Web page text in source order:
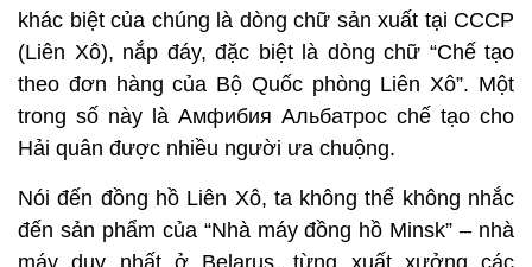
khác biệt của chúng là dòng chữ sản xuất tại CCCP
(Liên Xô), nắp đáy, đặc biệt là dòng chữ “Chế tạo
theo đơn hàng của Bộ Quốc phòng Liên Xô”. Một
trong số này là Амфибия Альбатрос chế tạo cho
Hải quân được nhiều người ưa chuộng.
Nói đến đồng hồ Liên Xô, ta không thể không nhắc
đến sản phẩm của “Nhà máy đồng hồ Minsk” – nhà